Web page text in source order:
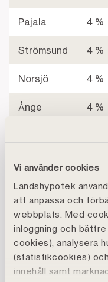
Vi använder cookies
Landshypotek
att anpassa och
webbplats. Med
inloggning och
cookies), analysera
(statistikcookies)
innehåll samt
Pajala 4 %
Strömsund 4 %
Norsjö 4 %
Ånge 4 %
Län för län:
går till
Län